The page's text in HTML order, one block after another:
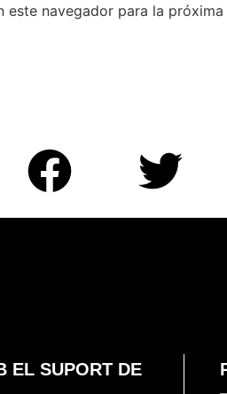
navegador para la
EL SUPORT DE